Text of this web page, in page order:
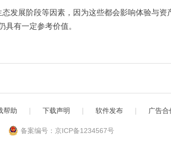
发展阶段等因素，因为这些都会影响体验与资
有一定参考价值。
帮助 下载声明 软件发布 广告合
备案编号：京ICP备1234567号